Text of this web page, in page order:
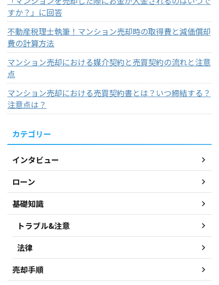
すか？」に回答
不動産税理士執筆！マンション売却時の取得費と減価償却
費の計算方法
マンション売却における媒介契約と売買契約の流れと注意
点
マンション売却における売買契約書とは？いつ締結する？
注意点は？
カテゴリー
インタビュー
ローン
基礎知識
トラブル&注意
法律
売却手順